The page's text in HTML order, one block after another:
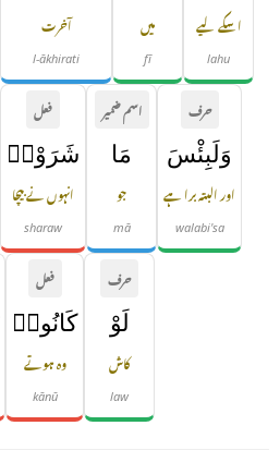
اسکے لیے
lahu
میں
fī
آخرت
l-ākhirati
حرف
وَلَبِئْسَ
اور البتہ برا ہے
walabi'sa
اسم ضمیر
مَا
جو
mā
فعل
شَرَوْا۟
انہوں نے بیچا
sharaw
حرف
لَوْ
کاش
law
فعل
كَانُوا۟
وہ ہوتے
kānū